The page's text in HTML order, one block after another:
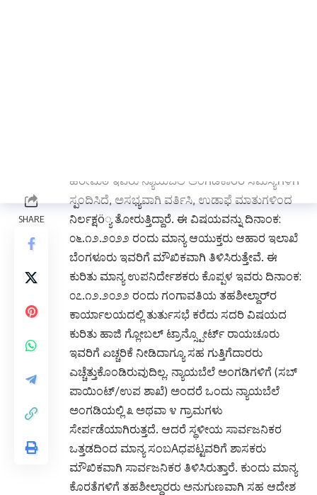
ಹಿರೇಮಠ ಇವರು ನ್ಯಾಯಬೆಲೆ ಅಂಗಡಿಕಾರರ ಸಮಸ್ಯೆಗಳಿಗೆ
ಸ್ಪಂದಿಸಿದೆ, ಅಸಭ್ಯವಾಗಿ ವರ್ತಿಸಿ, ಉಡಾಫೆ ಮಾತುಗಳಿಂದ
ನಿರ್ಲಕ್ಷö್ಯ ತೋರುತ್ತಿದ್ದಾರೆ. ಈ ವಿಷಯವನ್ನು ದಿನಾಂಕ:
೦೬.೧೨.೨೦೨೨ ರಂದು ಮಾನ್ಯ ಆಯುಕ್ತರು ಆಹಾರ ಇಲಾಖೆ
ಬೆಂಗಳೂರು ಇವರಿಗೆ ಮೌಖಿಕವಾಗಿ ತಿಳಿಸಿರುತ್ತೇವೆ. ಈ
ಕುರಿತು ಮಾನ್ಯ ಉಪನಿರ್ದೇಶಕರು ಕೊಪ್ಪಳ ಇವರು ದಿನಾಂಕ:
೦೭.೧೨.೨೦೨೨ ರಂದು ಗಂಗಾವತಿಯ ತಹಶೀಲ್ದಾರ್‌ರ
ಕಾರ್ಯಾಲಯದಲ್ಲಿ ತುರ್ತುಸಭೆ ಕರೆದು ಸದರಿ ವಿಷಯದ
ಕುರಿತು ಹಾಜಿ ಗ್ಲೋಬಲ್ ಟ್ರಾನ್ಸ್ಪೋರ್ಟ್ ರಾಯಚೂರು
ಇವರಿಗೆ ಏಚ್ಚರಿಕೆ ನೀಡಿದಾಗ್ಯೂ ಸಹ ಗುತ್ತಿಗೆದಾರರು
ಎಚ್ಚೆತ್ತುಕೊಂಡಿರುವುದಿಲ್ಲ. ನ್ಯಾಯಬೆಲೆ ಅಂಗಡಿಗಳಿಗೆ (ಸಬ್
ಪಾಯಿಂಟ್/ಉಪ ಶಾಖೆ) ಅಂದರೆ ಒಂದು ನ್ಯಾಯಬೆಲೆ
ಅಂಗಡಿಯಲ್ಲಿ ೩ ಅಥವಾ ೪ ಗ್ರಾಮಗಳು
ಸೇರ್ಪಡೆಯಾಗಿರುತ್ತದೆ. ಆದರೆ ಸ್ಥಳೀಯ ಸಾರ್ವಜನಿಕರ
ಒತ್ತಡದಿಂದ ಮಾನ್ಯ ಸಂಬAಧಪಟ್ಟವರಿಗೆ ಶಾಸಕರು
ಮೌಖಿಕವಾಗಿ ಸಾರ್ವಜನಿಕರ ತಿಳಿಸಿರುತ್ತಾರೆ. ಕುಂದು ಮಾನ್ಯ
ಕೊರತೆಗಳಿಗೆ ತಹಶೀಲ್ದಾರರು ಅನುಗುಣವಾಗಿ ಸಹ ಆದೇಶ